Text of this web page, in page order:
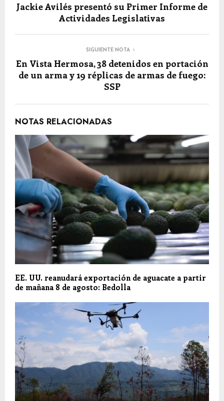
Jackie Avilés presentó su Primer Informe de
Actividades Legislativas
SIGUIENTE NOTA
En Vista Hermosa, 38 detenidos en portación
de un arma y 19 réplicas de armas de fuego:
SSP
NOTAS RELACIONADAS
EE. UU. reanudará exportación de aguacate a partir
de mañana 8 de agosto: Bedolla